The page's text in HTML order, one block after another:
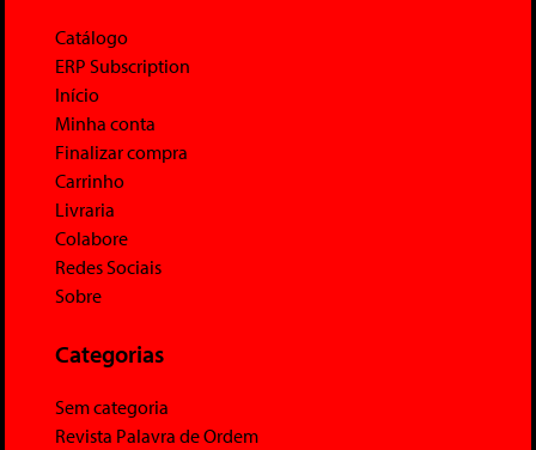
Catálogo
ERP Subscription
Início
Minha conta
Finalizar compra
Carrinho
Livraria
Colabore
Redes Sociais
Sobre
Categorias
Sem categoria
Revista Palavra de Ordem